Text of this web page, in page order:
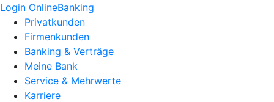
Login OnlineBanking
Privatkunden
Firmenkunden
Banking & Verträge
Meine Bank
Service & Mehrwerte
Karriere